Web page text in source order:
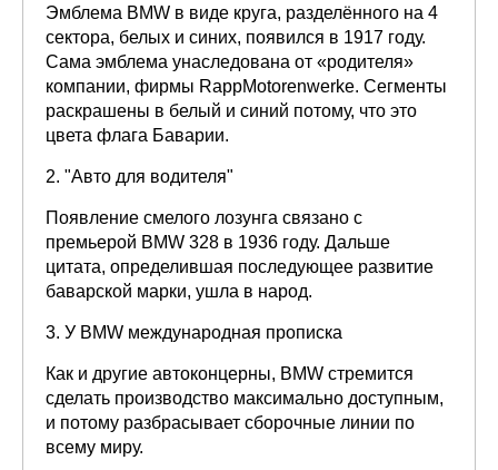
Эмблема BMW в виде круга, разделённого на 4
сектора, белых и синих, появился в 1917 году.
Сама эмблема унаследована от «родителя»
компании, фирмы RappMotorenwerke. Сегменты
раскрашены в белый и синий потому, что это
цвета флага Баварии.
2. "Авто для водителя"
Появление смелого лозунга связано с
премьерой BMW 328 в 1936 году. Дальше
цитата, определившая последующее развитие
баварской марки, ушла в народ.
3. У BMW международная прописка
Как и другие автоконцерны, BMW стремится
сделать производство максимально доступным,
и потому разбрасывает сборочные линии по
всему миру.